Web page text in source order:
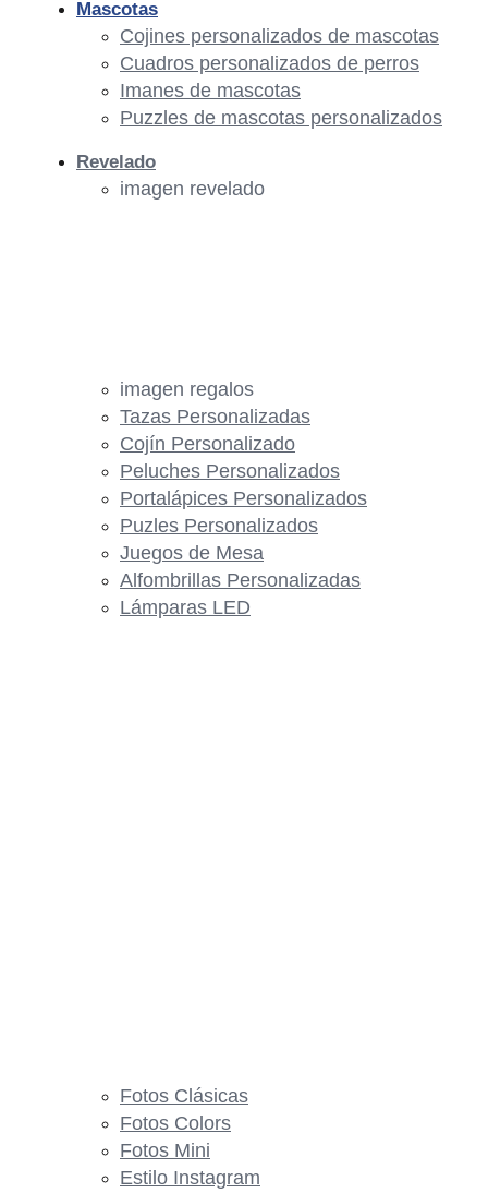
imagen regalos
Tazas Personalizadas
Cojín Personalizado
Peluches Personalizados
Portalápices Personalizados
Puzles Personalizados
Juegos de Mesa
Alfombrillas Personalizadas
Lámparas LED
Mascotas
Cojines personalizados de mascotas
Cuadros personalizados de perros
Imanes de mascotas
Puzzles de mascotas personalizados
Revelado
imagen revelado
Fotos Clásicas
Fotos Colors
Fotos Mini
Estilo Instagram